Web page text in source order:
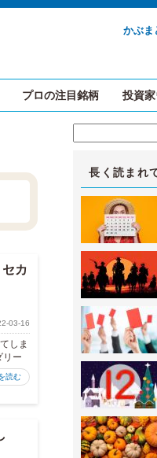
かぶま
プロの注目銘柄 投資
カ
03-16
しま
リー
読む
長く読まれ